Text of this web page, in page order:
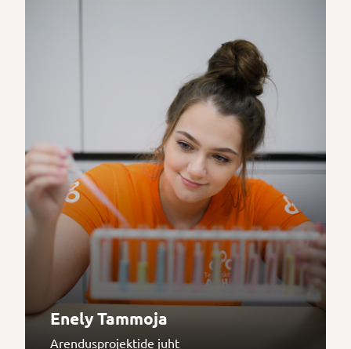
Enely Tammoja
Arendusprojektide juht